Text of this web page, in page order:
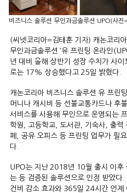
비즈니스 솔루션 무인과금솔루션 UPO(사진
(씨넷코리아=김태훈 기자) 캐논코리
무인과금솔루션 ‘유 프린팅 온라인
년 대비 올해 상반기 성장 수치가 사
로는 17% 상승했다고 25일 밝혔다.
캐논코리아 비즈니스 솔루션 유 프린
머니나 캐시비 등 선불교통카드나 후
서비스를 사용해 무인으로 운영되는
학원, 고등학교, 도서관, 기숙사, 출력
페, 공유 오피스 등 프린팅 업무가 필
다.
UPO는 지난 2018년 10월 출시 이후
는 등 검증된 솔루션으로 인정 받았다
건비 감소 효과와 365일 24시간 언제